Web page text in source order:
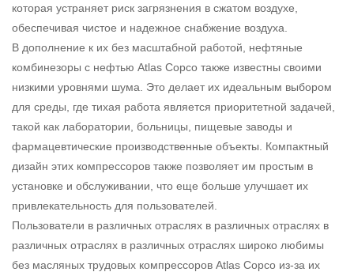
которая устраняет риск загрязнения в сжатом воздухе,
обеспечивая чистое и надежное снабжение воздуха.
В дополнение к их без масштабной работой, нефтяные
комбинезоры с нефтью Atlas Copco также известны своими
низкими уровнями шума. Это делает их идеальным выбором
для среды, где тихая работа является приоритетной задачей,
такой как лаборатории, больницы, пищевые заводы и
фармацевтические производственные объекты. Компактный
дизайн этих компрессоров также позволяет им простым в
установке и обслуживании, что еще больше улучшает их
привлекательность для пользователей.
Пользователи в различных отраслях в различных отраслях в
различных отраслях в различных отраслях широко любимы
без масляных трудовых компрессоров Atlas Copco из-за их